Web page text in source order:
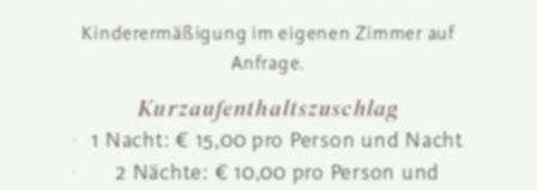
Kinderermäßigung im eigenen Zimmer auf
Anfrage.
Kurzaufenthaltszuschlag
1 Nacht: € 15,00 pro Person und Nacht
2 Nächte: € 10,00 pro Person und